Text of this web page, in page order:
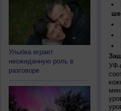
Улыбка играет
неожиданную роль в
разговоре
УФ-